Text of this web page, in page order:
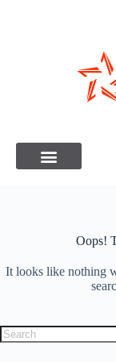
Oops!
It looks like nothing